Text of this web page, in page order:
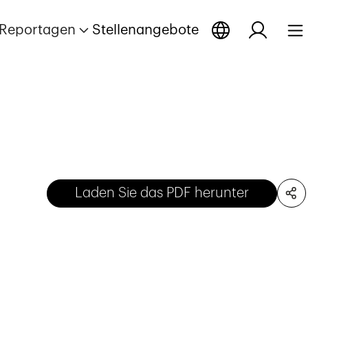
Reportagen Stellenangebote
Laden Sie das PDF herunter